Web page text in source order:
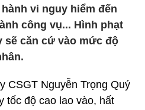
vi nguy hiểm đến
công vụ... Hình phạt
sẽ căn cứ vào mức độ
CSGT Nguyễn Trọng Quý
tốc độ cao lao vào, hất